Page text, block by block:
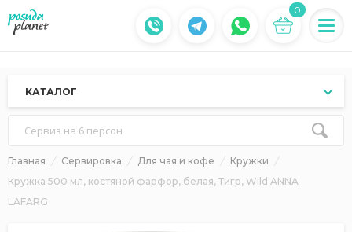
0
КАТАЛОГ
Сервиз на 6 персон
Главная Сервировка Для чая и кофе
Кружки
Кружка 500 мл, костяной фарфор, белая, Тигр, Wild ANNA
LAFARG